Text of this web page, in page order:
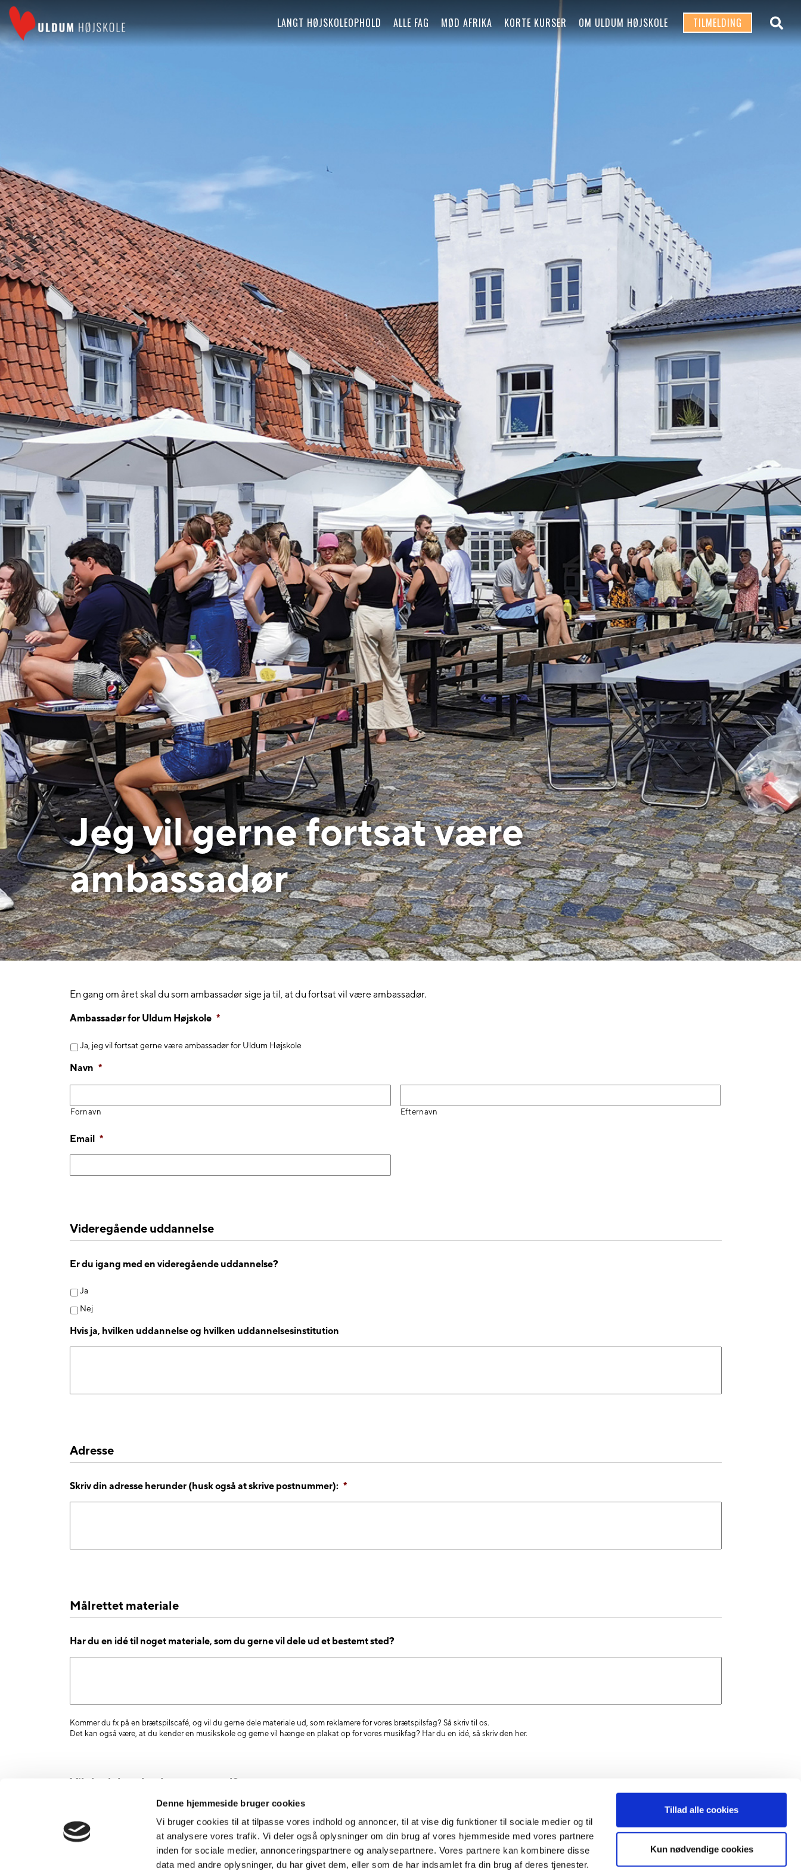
Denne hjemmeside bruger cookies
Vi bruger cookies til at tilpasse vores indhold og annoncer, til at vise dig funktioner til sociale medier og til
at analysere vores trafik. Vi deler også oplysninger om din brug af vores hjemmeside med vores partnere
inden for sociale medier, annonceringspartnere og analysepartnere. Vores partnere kan kombinere disse
data med andre oplysninger, du har givet dem, eller som de har indsamlet fra din brug af deres tjenester.
Tillad alle cookies
Kun nødvendige cookies
LANGT HØJSKOLEOPHOLD ALLE FAG MØD AFRIKA KORTE KURSER OM ULDUM HØJSKOLE TILMELDING
Jeg vil gerne fortsat være
ambassadør
En gang om året skal du som ambassadør sige ja til, at du fortsat vil være ambassadør.
Ambassadør for Uldum Højskole *
Ja, jeg vil fortsat gerne være ambassadør for Uldum Højskole
Navn *
Fornavn Efternavn
Email *
Videregående uddannelse
Er du igang med en videregående uddannelse?
Ja
Nej
Hvis ja, hvilken uddannelse og hvilken uddannelsesinstitution
Adresse
Skriv din adresse herunder (husk også at skrive postnummer): *
Målrettet materiale
Har du en idé til noget materiale, som du gerne vil dele ud et bestemt sted?
Kommer du fx på en brætspilscafé, og vil du gerne dele materiale ud, som reklamere for vores brætspilsfag? Så skriv til os.
Det kan også være, at du kender en musikskole og gerne vil hænge en plakat op for vores musikfag? Har du en idé, så skriv den her.
Vil du dele ud et bestemt sted?
Er der et bestemt sted (gymnasium, biblioteket el.lig.), du gerne vil dele ambassadørmaterialet ud, så skriv det herunder: